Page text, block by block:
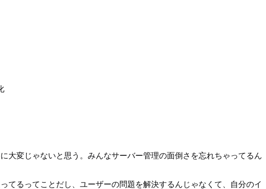
大変じゃないと思う。みんなサーバー管理の面倒さを忘れちゃってるん
てるってことだし、ユーザーの問題を解決するんじゃなくて、自分のイ